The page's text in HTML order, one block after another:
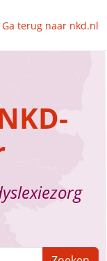
Ga terug naar nkd.nl